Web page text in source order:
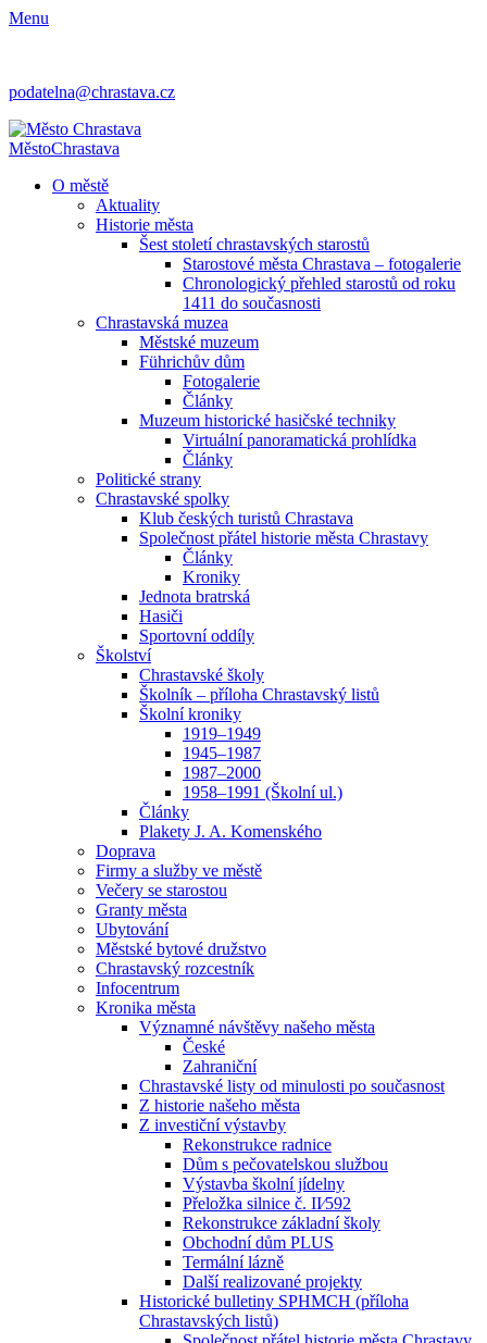
Menu
podatelna@chrastava.cz
MěstoChrastava
O městě
Aktuality
Historie města
Šest století chrastavských starostů
Starostové města Chrastava – fotogalerie
Chronologický přehled starostů od roku
1411 do současnosti
Chrastavská muzea
Městské muzeum
Führichův dům
Fotogalerie
Články
Muzeum historické hasičské techniky
Virtuální panoramatická prohlídka
Články
Politické strany
Chrastavské spolky
Klub českých turistů Chrastava
Společnost přátel historie města Chrastavy
Články
Kroniky
Jednota bratrská
Hasiči
Sportovní oddíly
Školství
Chrastavské školy
Školník – příloha Chrastavský listů
Školní kroniky
1919–1949
1945–1987
1987–2000
1958–1991 (Školní ul.)
Články
Plakety J. A. Komenského
Doprava
Firmy a služby ve městě
Večery se starostou
Granty města
Ubytování
Městské bytové družstvo
Chrastavský rozcestník
Infocentrum
Kronika města
Významné návštěvy našeho města
České
Zahraniční
Chrastavské listy od minulosti po současnost
Z historie našeho města
Z investiční výstavby
Rekonstrukce radnice
Dům s pečovatelskou službou
Výstavba školní jídelny
Přeložka silnice č. II⁄592
Rekonstrukce základní školy
Obchodní dům PLUS
Termální lázně
Další realizované projekty
Historické bulletiny SPHMCH (příloha
Chrastavských listů)